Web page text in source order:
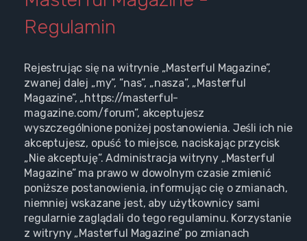
Regulamin
Rejestrując się na witrynie „Masterful Magazine”,
zwanej dalej „my”, ”nas”, „nasza”, „Masterful
Magazine”, „https://masterful-
magazine.com/forum”, akceptujesz
wyszczególnione poniżej postanowienia. Jeśli ich nie
akceptujesz, opuść to miejsce, naciskając przycisk
„Nie akceptuję”. Administracja witryny „Masterful
Magazine” ma prawo w dowolnym czasie zmienić
poniższe postanowienia, informując cię o zmianach,
niemniej wskazane jest, aby użytkownicy sami
regularnie zaglądali do tego regulaminu. Korzystanie
z witryny „Masterful Magazine” po zmianach